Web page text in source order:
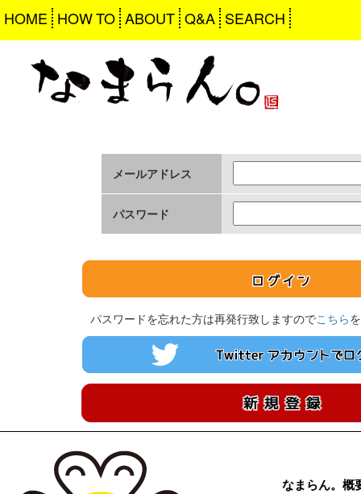
HOME HOW TO ABOUT Q&A SEARCH
メールアドレス
パスワード
パスワードを忘れた方は再発行致しますのでこちら
なまらん。概